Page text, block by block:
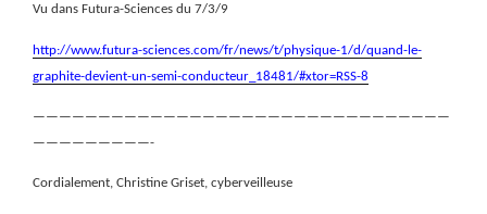
Vu dans Futura-Sciences du 7/3/9
http://www.futura-sciences.com/fr/news/t/physique-1/d/quand-le-
graphite-devient-un-semi-conducteur_18481/#xtor=RSS-8
————————————————————————————————
—————————-
Cordialement, Christine Griset, cyberveilleuse